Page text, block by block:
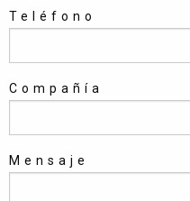
Teléfono
Compañía
Mensaje